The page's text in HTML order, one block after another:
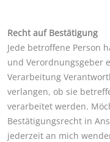
Recht auf Bestätigung
Jede betroffene Person
und Verordnungsgeber
Verarbeitung
verlangen, ob sie
verarbeitet werden.
Bestätigungsrecht in
jederzeit an mich